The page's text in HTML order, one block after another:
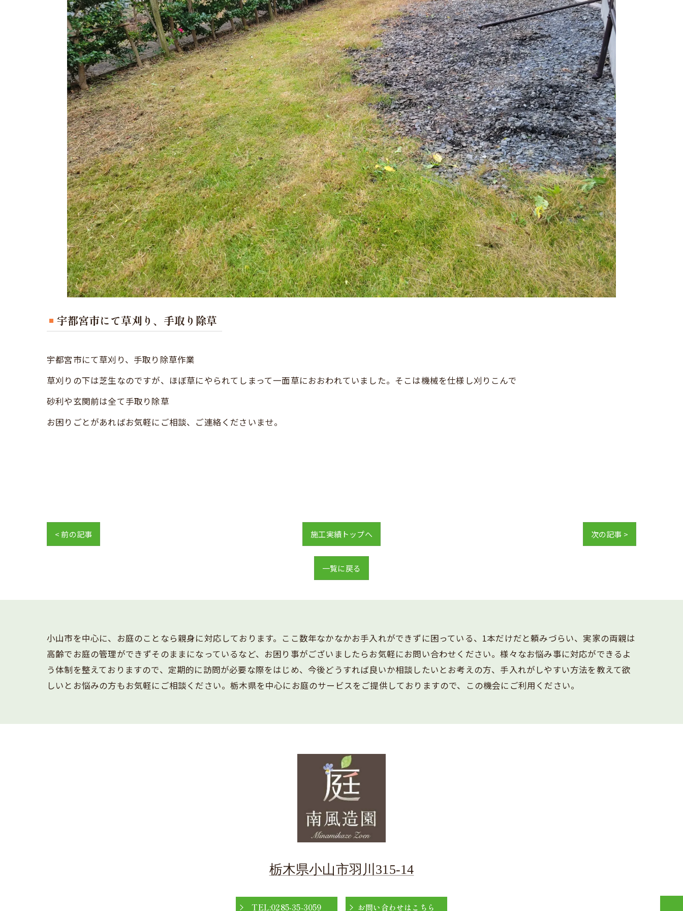
宇都宮市にて草刈り、手取り除草
宇都宮市にて草刈り、手取り除草作業
草刈りの下は芝生なのですが、ほぼ草にやられてしまって一面草におおわれていました。そこは機械を仕様し刈りこんで
砂利や玄関前は全て手取り除草
お困りごとがあればお気軽にご相談、ご連絡くださいませ。
< 前の記事 施工実績トップへ 次の記事 >
一覧に戻る
小山市を中心に、お庭のことなら親身に対応しております。ここ数年なかなかお手入れができずに困っている、1本だけだと頼みづらい、実家の両親は
高齢でお庭の管理ができずそのままになっているなど、お困り事がございましたらお気軽にお問い合わせください。様々なお悩み事に対応ができるよ
う体制を整えておりますので、定期的に訪問が必要な際をはじめ、今後どうすれば良いか相談したいとお考えの方、手入れがしやすい方法を教えて欲
しいとお悩みの方もお気軽にご相談ください。栃木県を中心にお庭のサービスをご提供しておりますので、この機会にご利用ください。
栃木県小山市羽川315-14
TEL:0285-35-3059 お問い合わせはこちら